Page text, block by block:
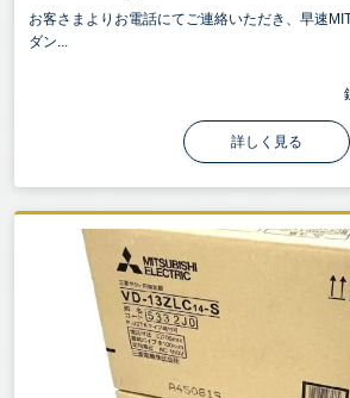
お客さまよりお電話にてご連絡いただき、早速
ダン...
詳しく見る